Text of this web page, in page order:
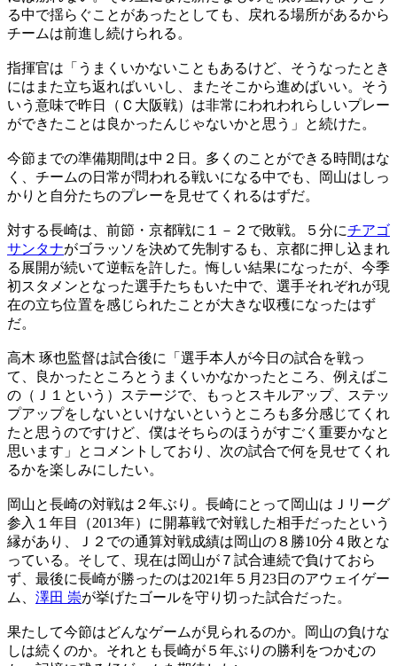
る中で揺らぐことがあったとしても、戻れる場所があるから
チームは前進し続けられる。
指揮官は「うまくいかないこともあるけど、そうなったとき
にはまた立ち返ればいいし、またそこから進めばいい。そう
いう意味で昨日（Ｃ大阪戦）は非常にわれわれらしいプレー
ができたことは良かったんじゃないかと思う」と続けた。
今節までの準備期間は中２日。多くのことができる時間はな
く、チームの日常が問われる戦いになる中でも、岡山はしっ
かりと自分たちのプレーを見せてくれるはずだ。
対する長崎は、前節・京都戦に１－２で敗戦。５分にチアゴ
サンタナがゴラッソを決めて先制するも、京都に押し込まれ
る展開が続いて逆転を許した。悔しい結果になったが、今季
初スタメンとなった選手たちもいた中で、選手それぞれが現
在の立ち位置を感じられたことが大きな収穫になったはず
だ。
高木 琢也監督は試合後に「選手本人が今日の試合を戦っ
て、良かったところとうまくいかなかったところ、例えばこ
の（Ｊ１という）ステージで、もっとスキルアップ、ステッ
プアップをしないといけないというところも多分感じてくれ
たと思うのですけど、僕はそちらのほうがすごく重要かなと
思います」とコメントしており、次の試合で何を見せてくれ
るかを楽しみにしたい。
岡山と長崎の対戦は２年ぶり。長崎にとって岡山はＪリーグ
参入１年目（2013年）に開幕戦で対戦した相手だったという
縁があり、Ｊ２での通算対戦成績は岡山の８勝10分４敗とな
っている。そして、現在は岡山が７試合連続で負けておら
ず、最後に長崎が勝ったのは2021年５月23日のアウェイゲー
ム、 澤田 崇が挙げたゴールを守り切った試合だった。
果たして今節はどんなゲームが見られるのか。岡山の負けな
しは続くのか。それとも長崎が５年ぶりの勝利をつかむの